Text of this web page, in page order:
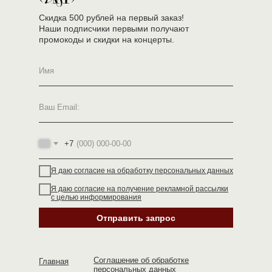
Скидка 500 рублей на первый заказ!
Наши подписчики первыми получают
промокоды и скидки на концерты.
Главная
Соглашение об обработке
персональных данных
+7
Я даю согласие на обработку персональных данных
Я даю согласие на получение рекламной рассылки
с целью информирования
Отправить запрос